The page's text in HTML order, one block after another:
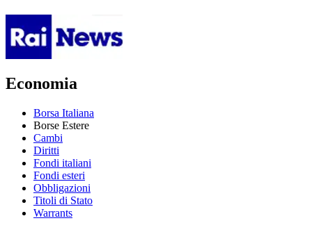
Economia
Borsa Italiana
Borse Estere
Cambi
Diritti
Fondi italiani
Fondi esteri
Obbligazioni
Titoli di Stato
Warrants